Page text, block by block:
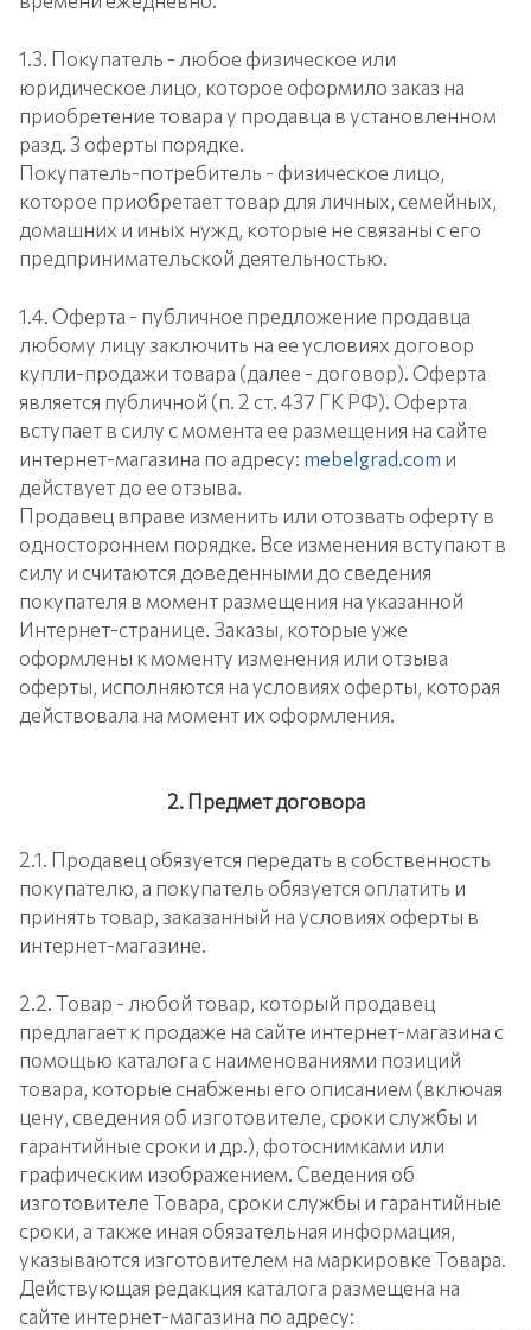
1.3. Покупатель - любое физическое или
юридическое лицо, которое оформило заказ на
приобретение товара у продавца в установленном
разд. 3 оферты порядке.
Покупатель-потребитель - физическое лицо,
которое приобретает товар для личных, семейных,
домашних и иных нужд, которые не связаны с его
предпринимательской деятельностью.
1.4. Оферта - публичное предложение продавца
любому лицу заключить на ее условиях договор
купли-продажи товара (далее - договор). Оферта
является публичной (п. 2 ст. 437 ГК РФ). Оферта
вступает в силу с момента ее размещения на сайте
интернет-магазина по адресу: mebelgrad.com и
действует до ее отзыва.
Продавец вправе изменить или отозвать оферту в
одностороннем порядке. Все изменения вступают в
силу и считаются доведенными до сведения
покупателя в момент размещения на указанной
Интернет-странице. Заказы, которые уже
оформлены к моменту изменения или отзыва
оферты, исполняются на условиях оферты, которая
действовала на момент их оформления.
2. Предмет договора
2.1. Продавец обязуется передать в собственность
покупателю, а покупатель обязуется оплатить и
принять товар, заказанный на условиях оферты в
интернет-магазине.
2.2. Товар - любой товар, который продавец
предлагает к продаже на сайте интернет-магазина с
помощью каталога с наименованиями позиций
товара, которые снабжены его описанием (включая
цену, сведения об изготовителе, сроки службы и
гарантийные сроки и др.), фотоснимками или
графическим изображением. Сведения об
изготовителе Товара, сроки службы и гарантийные
сроки, а также иная обязательная информация,
указываются изготовителем на маркировке Товара.
Действующая редакция каталога размещена на
сайте интернет-магазина по адресу: